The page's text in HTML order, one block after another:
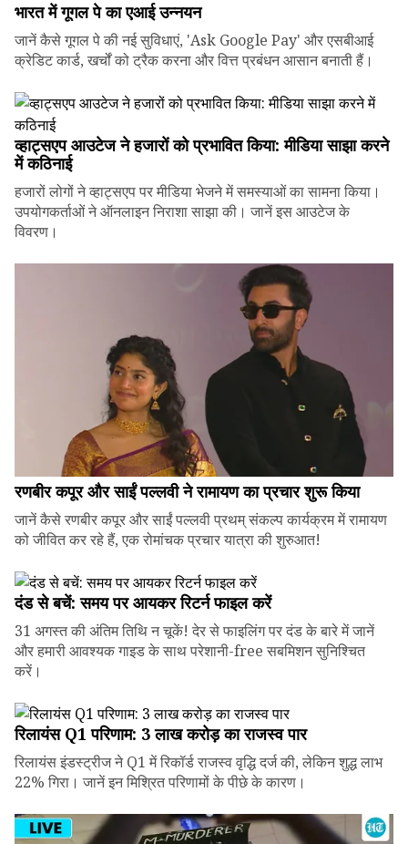
भारत में गूगल पे का एआई उन्नयन
जानें कैसे गूगल पे की नई सुविधाएं, 'Ask Google Pay' और एसबीआई
क्रेडिट कार्ड, खर्चों को ट्रैक करना और वित्त प्रबंधन आसान बनाती हैं।
व्हाट्सएप आउटेज ने हजारों को प्रभावित किया: मीडिया साझा करने
में कठिनाई
हजारों लोगों ने व्हाट्सएप पर मीडिया भेजने में समस्याओं का सामना किया।
उपयोगकर्ताओं ने ऑनलाइन निराशा साझा की। जानें इस आउटेज के
विवरण।
रणबीर कपूर और साईं पल्लवी ने रामायण का प्रचार शुरू किया
जानें कैसे रणबीर कपूर और साईं पल्लवी प्रथम् संकल्प कार्यक्रम में रामायण
को जीवित कर रहे हैं, एक रोमांचक प्रचार यात्रा की शुरुआत!
दंड से बचें: समय पर आयकर रिटर्न फाइल करें
31 अगस्त की अंतिम तिथि न चूकें! देर से फाइलिंग पर दंड के बारे में जानें
और हमारी आवश्यक गाइड के साथ परेशानी-free सबमिशन सुनिश्चित
करें।
रिलायंस Q1 परिणाम: ₹3 लाख करोड़ का राजस्व पार
रिलायंस इंडस्ट्रीज ने Q1 में रिकॉर्ड राजस्व वृद्धि दर्ज की, लेकिन शुद्ध लाभ
22% गिरा। जानें इन मिश्रित परिणामों के पीछे के कारण।